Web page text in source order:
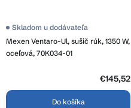
Mexen Ventaro-Ul, sušič rúk, 1350 W,
oceľová, 70K034-01
Skladom u dodávateľa
€145,52
Do košíka